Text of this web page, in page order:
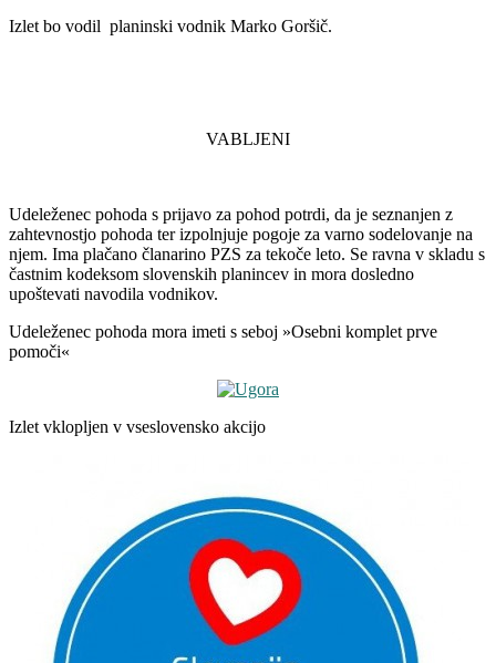
Izlet bo vodil planinski vodnik Marko Goršič.
VABLJENI
Udeleženec pohoda s prijavo za pohod potrdi, da je seznanjen z
zahtevnostjo pohoda ter izpolnjuje pogoje za varno sodelovanje na
njem. Ima plačano članarino PZS za tekoče leto. Se ravna v skladu s
častnim kodeksom slovenskih planincev in mora dosledno
upoštevati navodila vodnikov.
Udeleženec pohoda mora imeti s seboj »Osebni komplet prve
pomoči«
Izlet vklopljen v vseslovensko akcijo